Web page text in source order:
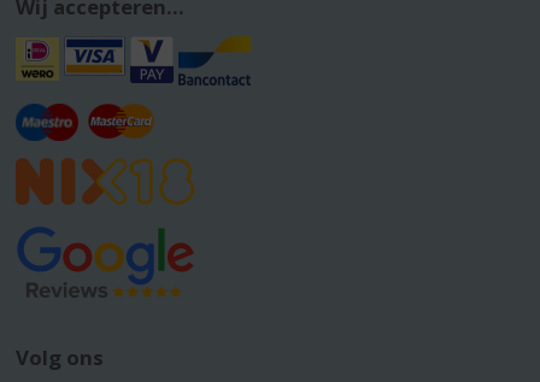
Wij accepteren...
Volg ons